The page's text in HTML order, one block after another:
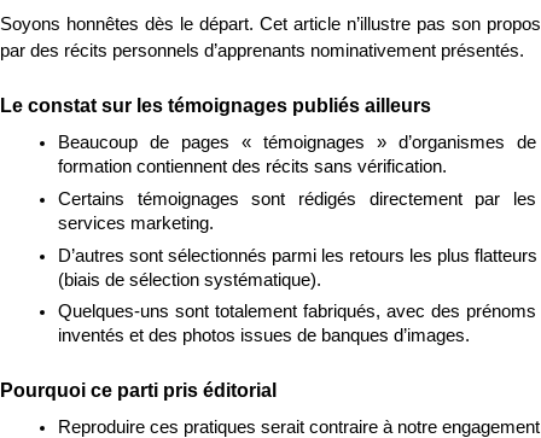
Soyons honnêtes dès le départ. Cet article n’illustre pas son propos
par des récits personnels d’apprenants nominativement présentés.
Le constat sur les témoignages publiés ailleurs
Beaucoup de pages « témoignages » d’organismes de
formation contiennent des récits sans vérification.
Certains témoignages sont rédigés directement par les
services marketing.
D’autres sont sélectionnés parmi les retours les plus flatteurs
(biais de sélection systématique).
Quelques-uns sont totalement fabriqués, avec des prénoms
inventés et des photos issues de banques d’images.
Pourquoi ce parti pris éditorial
Reproduire ces pratiques serait contraire à notre engagement